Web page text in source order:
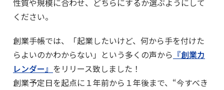
性質や規模に合わせ、どちらにするか選ぶようにして
ください。
創業手帳では、「起業したいけど、何から手を付けた
らよいのかわからない」という多くの声から 『創業カ
レンダー』 をリリース致しました！
創業予定日を起点に１年前から１年後まで、“今すべき